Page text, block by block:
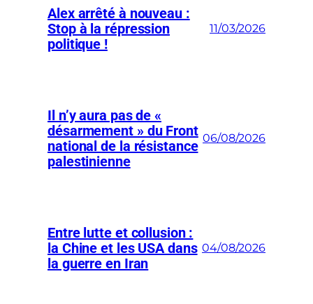
Alex arrêté à nouveau :
Stop à la répression
politique !
11/03/2026
Il n’y aura pas de «
désarmement » du Front
national de la résistance
palestinienne
06/08/2026
Entre lutte et collusion :
la Chine et les USA dans
la guerre en Iran
04/08/2026